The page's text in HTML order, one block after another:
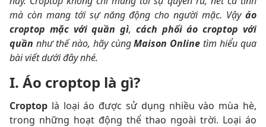
mà còn mang tới sự năng động cho người mặc. Vậy áo
croptop mặc với quần gì, cách phối áo croptop với
quần như thế nào, hãy cùngMaison Online tìm hiểu qua
bài viết dưới đây nhé.
I. Áo croptop là gì?
Croptop là loại áo được sử dụng nhiều vào mùa hè,
trong những hoạt động thể thao ngoài trời. Loại áo